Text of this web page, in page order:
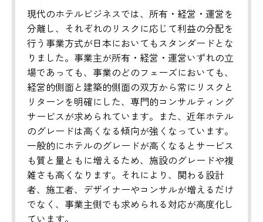
現代のホテルビジネスでは、所有・経営・運営を
分離し、それぞれのリスクに応じて利益の分配を
行う事業方式が日本においてもスタンダードとな
りました。事業主が所有・経営・運営いずれの立
場であっても、事業のどのフェーズにおいても、
経営的側面と建築的側面の双方から常にリスクと
リターンを明確にした、専門的コンサルティング
サービスが求められています。また、近年ホテル
のグレードは高くなる傾向が強くなっています。
一般的にホテルのグレードが高くなるとサービス
も質と量ともに増えるため、施設のグレードや複
雑さも高くなります。それにより、関わる設計
者、施工者、デザイナーやコンサルが増えるだけ
でなく、事業主側でも求められる対応が高度化し
ています。